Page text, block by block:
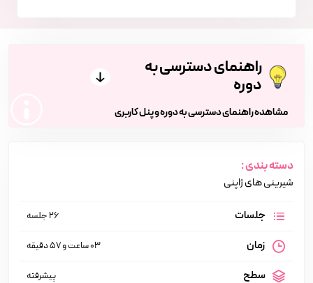
راهنمای دسترسی به
دوره
مشاهده راهنمای دسترسی به دوره و پنل کاربری
دسته بندی :
شیرینی های ژاپنی
جلسات 26 جلسه
زمان 03 ساعت و 57 دقیقه
سطح پیشرفته